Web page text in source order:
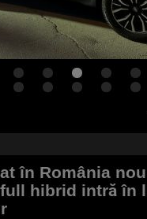
în România
full hibrid intră în